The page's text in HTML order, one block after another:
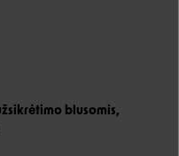
blusomis,